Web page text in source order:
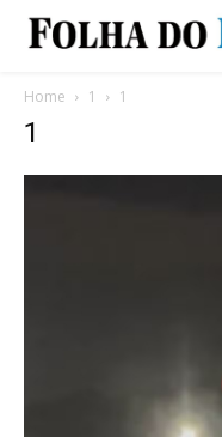
Home 1 1
1